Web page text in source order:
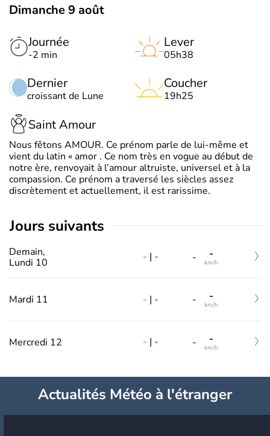
Dimanche 9 août
Journée
-2 min
Dernier
croissant de Lune
Lever
05h38
Coucher
19h25
Saint Amour
Nous fêtons AMOUR. Ce prénom parle de lui-même et
vient du latin « amor . Ce nom très en vogue au début de
notre ère, renvoyait à l’amour altruiste, universel et à la
compassion. Ce prénom a traversé les siècles assez
discrètement et actuellement, il est rarissime.
jours suivants
Demain,
Lundi 10
- | - - -
km/h
Mardi 11 - | - - -
km/h
Mercredi 12 - | - - -
km/h
Actualités Météo à l'étranger